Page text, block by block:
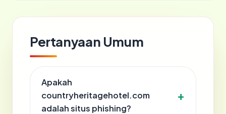
Pertanyaan Umum
Apakah
countryheritagehotel.com
adalah situs phishing?